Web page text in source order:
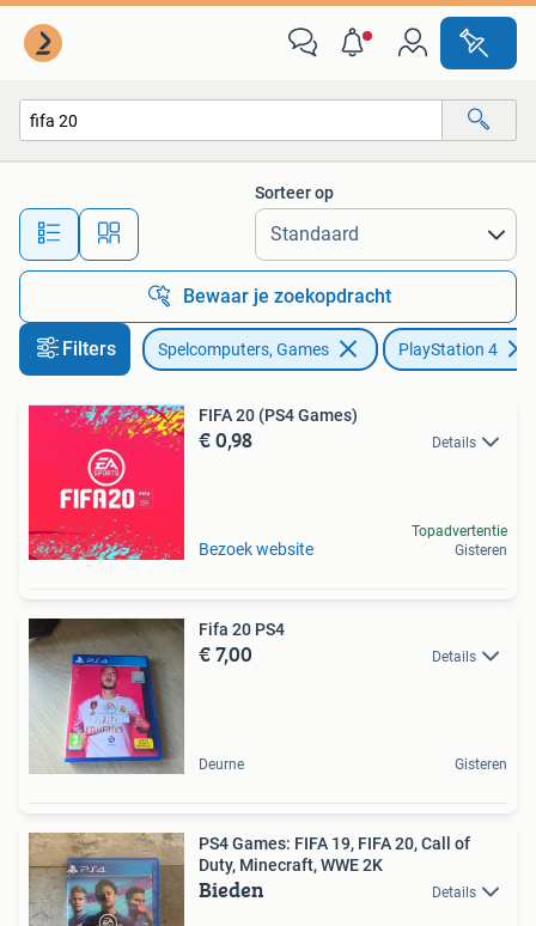
Alle afstanden…
Sorteer op
Bewaar je zoekopdracht
Filters Spelcomputers, Games PlayStation 4
FIFA 20 (PS4 Games)
€ 0,98 Details
Bezoek website
Topadvertentie
Gisteren
Fifa 20 PS4
€ 7,00 Details
Deurne Gisteren
PS4 Games: FIFA 19, FIFA 20, Call of
Duty, Minecraft, WWE 2K
Bieden Details